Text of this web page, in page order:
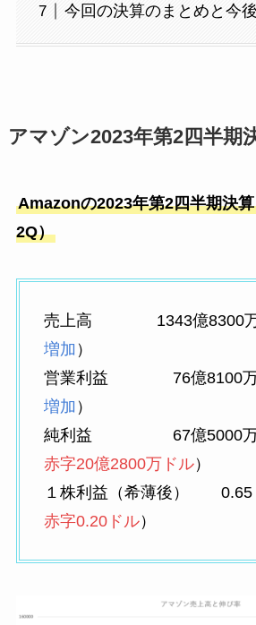
今回の決算のまとめと今
アマゾン2023年第2四半期
Amazonの2023年第2四半期決
2Q）
売上高 1343億8300万
増加 ）
営業利益 76億8100万
増加 ）
純利益 67億5000万
赤字20億2800万ドル）
１株利益（希薄後） 0.65
赤字0.20ドル）